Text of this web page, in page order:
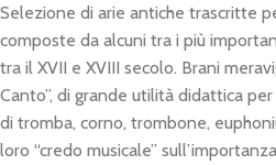
Selezione di arie antiche trascritte
composte da alcuni tra i più
tra il XVII e XVIII secolo. Brani
Canto”, di grande utilità didattica
di tromba, corno, trombone,
loro “credo musicale”